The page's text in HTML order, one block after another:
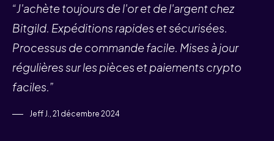
“J'achète toujours de l'or et de l'argent chez
Bitgild. Expéditions rapides et sécurisées.
Processus de commande facile. Mises à jour
régulières sur les pièces et paiements crypto
faciles.”
Jeff J., 21 décembre 2024